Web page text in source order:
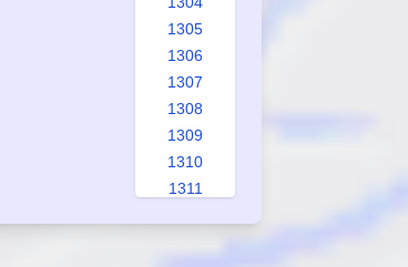
1305
1306
1307
1308
1309
1310
1311